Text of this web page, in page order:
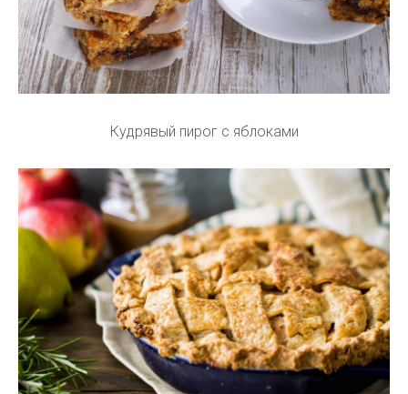
Кудрявый пирог с яблоками